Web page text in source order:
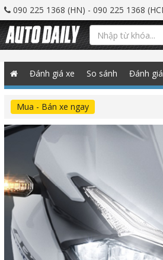
090 225 1368 (HN) - 090 225 1368
Đánh giá xe So sánh Đánh
Mua - Bán xe ngay